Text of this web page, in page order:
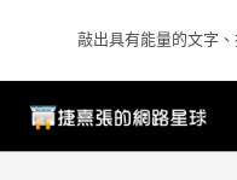
敲出具有能量的文字